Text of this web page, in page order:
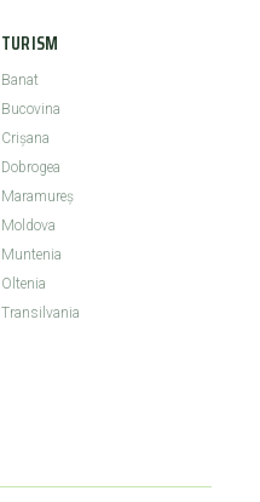
TURISM
Banat
Bucovina
Crişana
Dobrogea
Maramureş
Moldova
Muntenia
Oltenia
Transilvania